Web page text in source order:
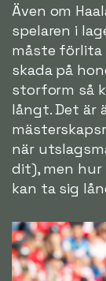
Även om
spelaren i
måste förlita
skada på
storform så
långt. Det är
när
dit), men hur
kan ta sig